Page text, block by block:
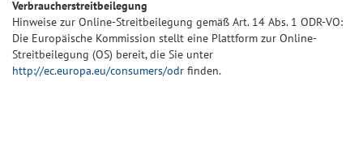
Verbraucherstreitbeilegung
Hinweise zur Online-Streitbeilegung gemäß Art. 14 Abs. 1 ODR-VO:
Die Europäische Kommission stellt eine Plattform zur Online-
Streitbeilegung (OS) bereit, die Sie unter
http://ec.europa.eu/consumers/odr finden.